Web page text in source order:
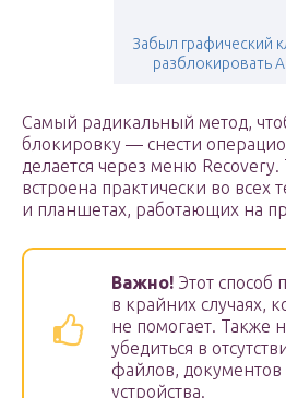
Забыл графический
разблокировать
Самый радикальный метод,
блокировку — снести
делается через меню
встроена практически во всех
и планшетах, работающих на
Важно! Этот способ
в крайних случаях,
не помогает. Также
убедиться в
файлов, документов
устройства.